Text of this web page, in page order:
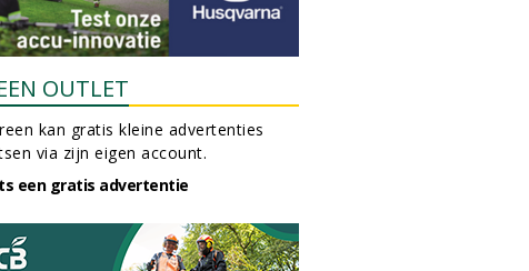
OUTLET
kan gratis kleine advertenties
via zijn eigen account.
een gratis advertentie